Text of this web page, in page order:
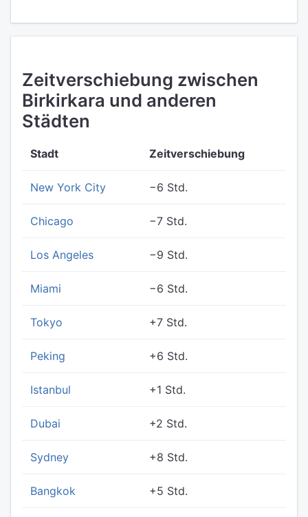
Zeitverschiebung zwischen
Birkirkara und anderen
Städten
Stadt Zeitverschiebung
New York City −6 Std.
Chicago −7 Std.
Los Angeles −9 Std.
Miami −6 Std.
Tokyo +7 Std.
Peking +6 Std.
Istanbul +1 Std.
Dubai +2 Std.
Sydney +8 Std.
Bangkok +5 Std.